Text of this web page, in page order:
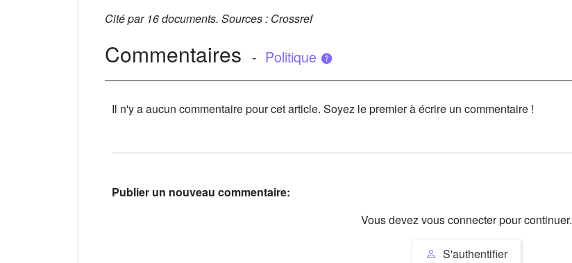
Cité par 16 documents. Sources : Crossref
Commentaires - Politique
Il n'y a aucun commentaire pour cet article. Soyez le premier à écrire un commentaire !
Publier un nouveau commentaire:
Vous devez vous connecter pour continuer.
S'authentifier